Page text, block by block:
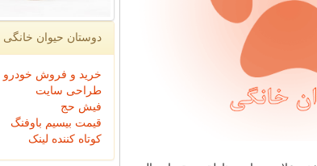
دوستان حیوان خانگی
خرید و فروش خودرو
طراحی سایت
فیش حج
قیمت بیسیم باوفنگ
کوتاه کننده لینک